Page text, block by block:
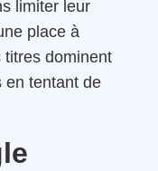
limiter leur
place à
titres dominent
tentant de